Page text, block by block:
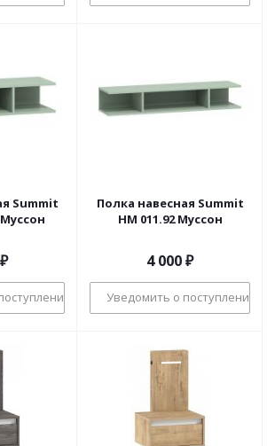
Summit
₽
Полка навесная Summit
НМ 011.92 Муссон
4 000₽
Уведомить о поступлении